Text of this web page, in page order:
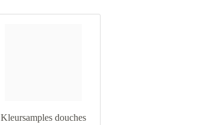
Kleursamples douches